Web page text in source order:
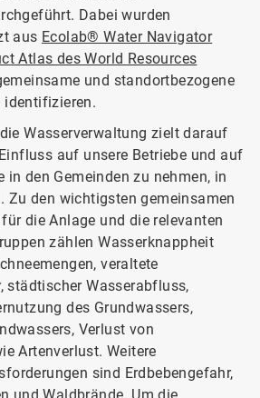
Dabei wurden
aus Ecolab® Water Navigator
Atlas des World Resources
und standortbezogene
identifizieren.
Wasserverwaltung zielt darauf
auf unsere Betriebe und auf
in den Gemeinden zu nehmen, in
Zu den wichtigsten gemeinsamen
die Anlage und die relevanten
zählen Wasserknappheit
veraltete
städtischer Wasserabfluss,
des Grundwassers,
Verlust von
Artenverlust. Weitere
sind Erdbebengefahr,